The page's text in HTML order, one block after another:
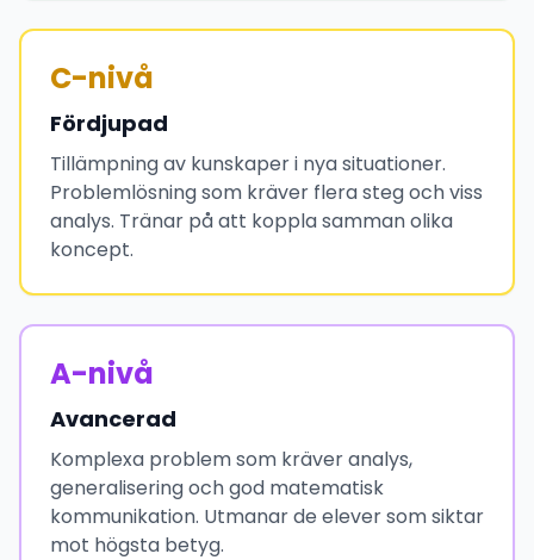
C-nivå
Fördjupad
Tillämpning av kunskaper i nya situationer.
Problemlösning som kräver flera steg och viss
analys. Tränar på att koppla samman olika
koncept.
A-nivå
Avancerad
Komplexa problem som kräver analys,
generalisering och god matematisk
kommunikation. Utmanar de elever som siktar
mot högsta betyg.